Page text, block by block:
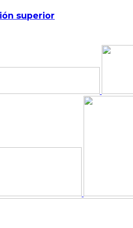
superior